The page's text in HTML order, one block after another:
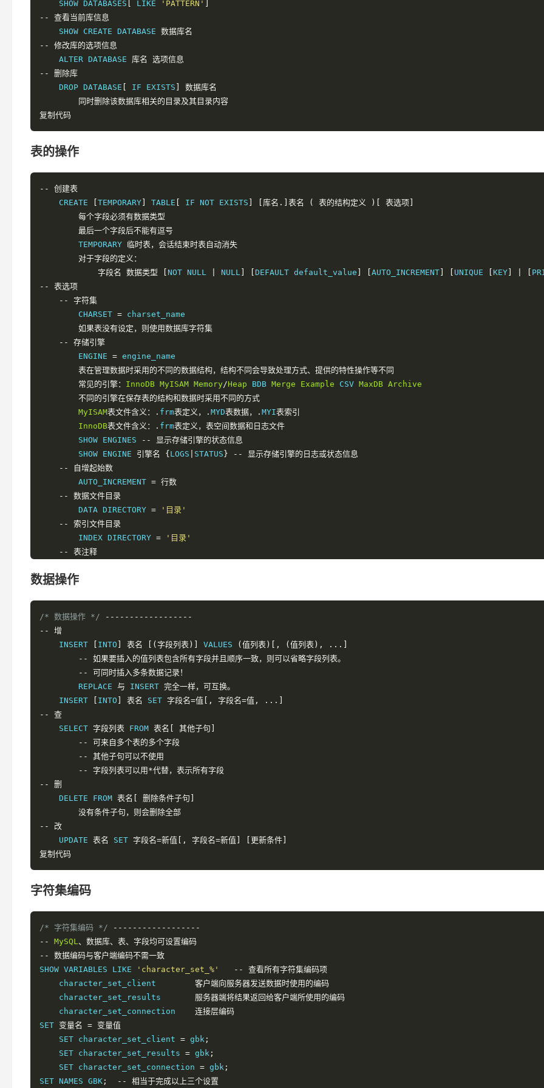
    SHOW DATABASES
LIKE 'PATTERN'
--
查看当前库信息
    SHOW CREATE DATABASE
数据库名
--
修改库的选项信息
    ALTER DATABASE
库名
选项信息
--
删除库
    DROP DATABASE
IF EXISTS
数据库名
同时删除该数据库相关的目录及其目录内容
复制代码
表的操作
--
创建表
    CREATE
TEMPORARY TABLE IF NOT EXISTS [库名.]表名 ( 表的结构定义 )[
表选项]
每个字段必须有数据类型
最后一个字段后不能有逗号
        TEMPORARY
临时表，会话结束时表自动消失
对于字段的定义：
字段名
数据类型 NOT NULL NULL DEFAULT default_value AUTO_INCREMENT UNIQUE KEY
--
表选项
--
字符集
        CHARSET
= charset_name
如果表没有设定，则使用数据库字符集
--
存储引擎
        ENGINE
= engine_name
表在管理数据时采用的不同的数据结构，结构不同会导致处理方式、提供的特性操作等不同
常见的引擎： InnoDB MyISAM Memory/Heap BDB Merge Example CSV MaxDB Archive
不同的引擎在保存表的结构和数据时采用不同的方式
MyISAM表文件含义：. frm表定义，. MYD表数据，. MYI表索引
InnoDB表文件含义：. frm表定义，表空间数据和日志文件
        SHOW ENGINES
--
显示存储引擎的状态信息
        SHOW ENGINE
引擎名 { LOGS STATUS } --
显示存储引擎的日志或状态信息
--
自增起始数
        AUTO_INCREMENT
= 行数
--
数据文件目录
        DATA DIRECTORY
=
'目录'
--
索引文件目录
        INDEX DIRECTORY
=
'目录'
--
表注释
-- 分区选项
    SHOW TABLES
    SHOW TABLES FROM
查看表机构
    SHOW CREATE TABLE
表名 （信息更详细）
表名 / DESCRIBE 表名 /
    SHOW TABLE STATUS
[FROM db_name] [LIKE
修改表
--
        ALTER TABLE
表名
表的选项
ALTER TABLE 表名 ENGINE
对表进行重命名
        RENAME TABLE
原表名 TO 新表名
        RENAME TABLE
-- RENAME可以交换两个表名
修改表的字段机构（13.1.2\. ALTER TABLE
        ALTER TABLE
-- 操作名
            ADD
                AFTER
字段名 -- 表示增加在该字段名后面
                FIRST
            ADD INDEX
[索引名] (字段名)
            DROP
[ COLUMN] 字段名
            MODIFY
[ COLUMN
            CHANGE
[ COLUMN] 原字段名 新字段名 字段属性 -- 支持对字段名修改
            DROP PRIMARY KEY
-- 删除主键(删除主键前需删除其AUTO_INCREMENT
            DROP INDEX
索引名
删除索引
            DROP FOREIGN KEY
外键 -- 删除外键
--
删除表
    DROP TABLE
[ IF EXISTS] 表名
...
清空表数据
    TRUNCATE
[TABLE]
表名
--
复制表结构
数据操作
/* 数据操作 */
------------------
--
增
    INSERT
INTO 表名 [(字段列表)] VALUES (值列表)[, (值列表),
...]
--
如果要插入的值列表包含所有字段并且顺序一致，则可以省略字段列表。
--
可同时插入多条数据记录！
        REPLACE
与 INSERT 完全一样，可互换。
    INSERT
INTO 表名 SET 字段名=值[, 字段名=值,
...]
--
查
    SELECT
字段列表 FROM 表名[
其他子句]
--
可来自多个表的多个字段
--
其他子句可以不使用
--
字段列表可以用*代替，表示所有字段
--
删
    DELETE FROM
表名[
删除条件子句]
没有条件子句，则会删除全部
--
改
    UPDATE
表名 SET 字段名=新值[, 字段名=新值]
[更新条件]
复制代码
字符集编码
/* 字符集编码 */
------------------
--
MySQL、数据库、表、字段均可设置编码
--
数据编码与客户端编码不需一致
SHOW VARIABLES LIKE
'character_set_%' --
查看所有字符集编码项
    character_set_client
客户端向服务器发送数据时使用的编码
    character_set_results
服务器端将结果返回给客户端所使用的编码
    character_set_connection
连接层编码
SET 变量名 = 变量值
    SET character_set_client
= gbk ;
    SET character_set_results
= gbk ;
    SET character_set_connection
= gbk ;
SET NAMES GBK ; -- 相当于完成以上三个设置